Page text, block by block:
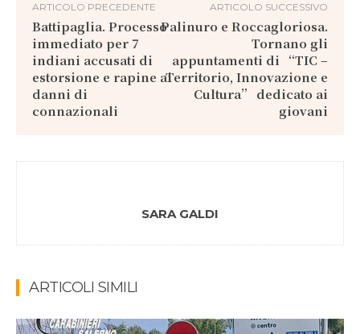
ARTICOLO PRECEDENTE
Battipaglia. Processo
immediato per 7
indiani accusati di
estorsione e rapine ai
danni di
connazionali
ARTICOLO SUCCESSIVO
Palinuro e Roccagloriosa.
Tornano gli
appuntamenti di “TIC –
Territorio, Innovazione e
Cultura” dedicato ai
giovani
SARA GALDI
ARTICOLI SIMILI